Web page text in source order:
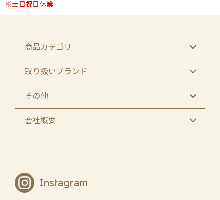
商品カテゴリ
取り扱いブランド
その他
会社概要
Instagram